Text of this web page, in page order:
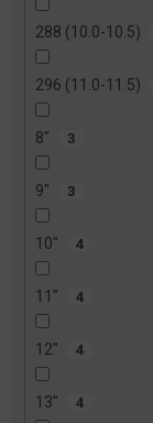
288 (10.0-10.5)
296 (11.0-11.5)
8" 3
9" 3
10" 4
11" 4
12" 4
13" 4